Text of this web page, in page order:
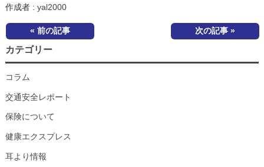
作成者 : yal2000
« 前の記事 次の記事 »
カテゴリー
コラム
交通安全レポート
保険について
健康エクスプレス
耳より情報